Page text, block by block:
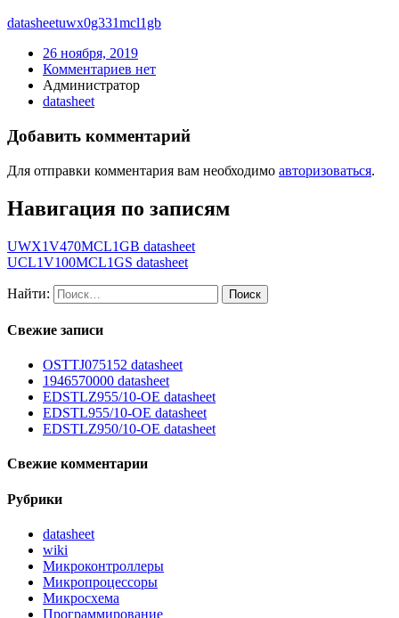
datasheetuwx0g331mcl1gb
26 ноября, 2019
Комментариев нет
Администратор
datasheet
Добавить комментарий
Для отправки комментария вам необходимо авторизоваться.
Навигация по записям
UWX1V470MCL1GB datasheet
UCL1V100MCL1GS datasheet
Найти:
Свежие записи
OSTTJ075152 datasheet
1946570000 datasheet
EDSTLZ955/10-OE datasheet
EDSTL955/10-OE datasheet
EDSTLZ950/10-OE datasheet
Свежие комментарии
Рубрики
datasheet
wiki
Микроконтроллеры
Микропроцессоры
Микросхема
Программирование